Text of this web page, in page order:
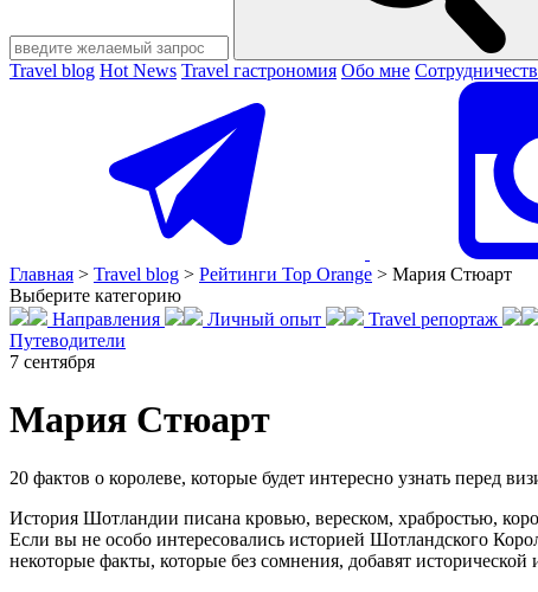
Travel blog Hot News Travel гастрономия Обо мне
Главная > Travel blog > Рейтинги Top Orange > Мария Стюарт
Выберите категорию
Направления
Личный опыт Travel репортаж
Путеводители
7 сентября
Мария Стюарт
20 фактов о королеве, которые будет интересно узнать перед
История Шотландии писана кровью, вереском, храбростью,
Если вы не особо интересовались историей Шотландского
некоторые факты, которые без сомнения, добавят